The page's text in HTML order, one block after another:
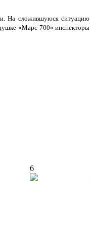
сложившуюся ситуацию
«Марс-700»
6